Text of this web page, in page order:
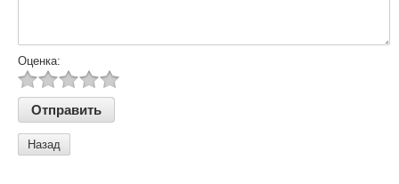
Оценка:
Назад